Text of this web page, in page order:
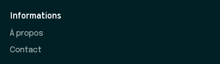
Informations
À propos
Contact